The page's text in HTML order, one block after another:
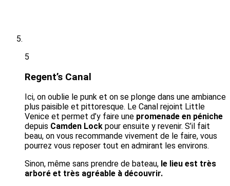
5
Regent’s Canal
Ici, on oublie le punk et on se plonge dans une ambiance
plus paisible et pittoresque. Le Canal rejoint Little
Venice et permet d’y faire une promenade en péniche
depuis Camden Lock pour ensuite y revenir. S’il fait
beau, on vous recommande vivement de le faire, vous
pourrez vous reposer tout en admirant les environs.
Sinon, même sans prendre de bateau, le lieu est très
arboré et très agréable à découvrir.